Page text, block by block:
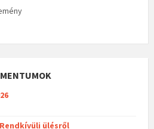
ülésről